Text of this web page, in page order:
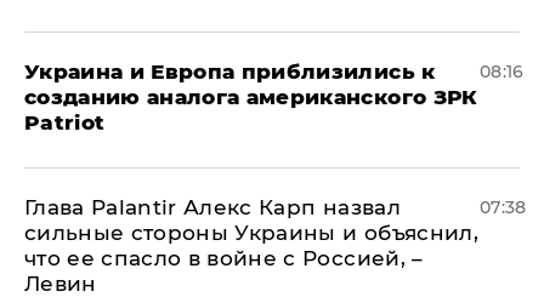
Украина и Европа приблизились к
созданию аналога американского ЗРК
Patriot
08:16
Глава Palantir Алекс Карп назвал
сильные стороны Украины и объяснил,
что ее спасло в войне с Россией, –
Левин
07:38